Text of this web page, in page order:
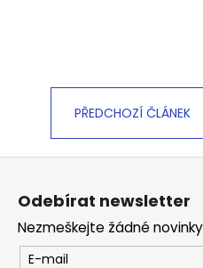
PŘEDCHOZÍ ČLÁNEK
Z
Odebírat newsletter
Nezmeškejte žádné
E-mail